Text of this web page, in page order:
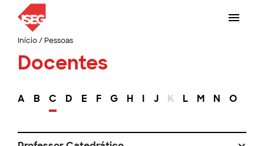
Início/ Pessoas
Docentes
A B C D E F G H I J K L M N O